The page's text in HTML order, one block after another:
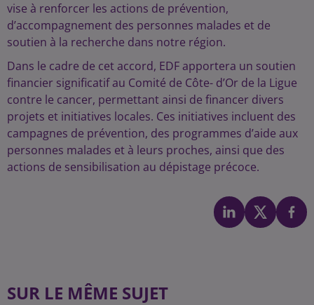
vise à renforcer les actions de prévention,
d’accompagnement des personnes malades et de
soutien à la recherche dans notre région.
Dans le cadre de cet accord, EDF apportera un soutien
financier significatif au Comité de Côte- d’Or de la Ligue
contre le cancer, permettant ainsi de financer divers
projets et initiatives locales. Ces initiatives incluent des
campagnes de prévention, des programmes d’aide aux
personnes malades et à leurs proches, ainsi que des
actions de sensibilisation au dépistage précoce.
SUR LE MÊME SUJET